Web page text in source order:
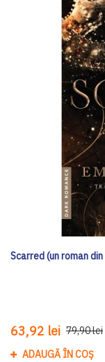
Scarred (un roman
63,92 lei 79,90 lei
ADAUGĂ ÎN COȘ